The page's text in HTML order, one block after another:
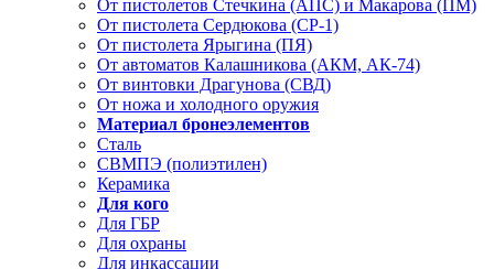
От пистолетов Стечкина (АПС) и Макарова (ПМ)
От пистолета Сердюкова (СР-1)
От пистолета Ярыгина (ПЯ)
От автоматов Калашникова (АКМ, АК-74)
От винтовки Драгунова (СВД)
От ножа и холодного оружия
Материал бронеэлементов
Сталь
СВМПЭ (полиэтилен)
Керамика
Для кого
Для ГБР
Для охраны
Для инкассации